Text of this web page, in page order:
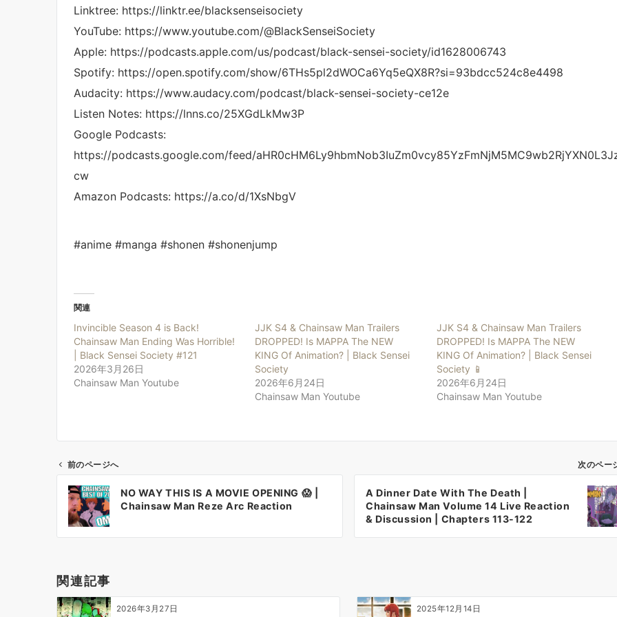
Linktree: https://linktr.ee/blacksenseisociety
YouTube: https://www.youtube.com/@BlackSenseiSociety
Apple: https://podcasts.apple.com/us/podcast/black-sensei-society/id1628006743
Spotify: https://open.spotify.com/show/6THs5pl2dWOCa6Yq5eQX8R?si=93bdcc524c8e4498
Audacity: https://www.audacy.com/podcast/black-sensei-society-ce12e
Listen Notes: https://lnns.co/25XGdLkMw3P
Google Podcasts:
https://podcasts.google.com/feed/
cw
Amazon Podcasts: https://a.co/d/1XsNbgV
#anime #manga #shonen #shonenjump
関連
Invincible Season 4 is Back!
Chainsaw Man Ending Was Horrible!
| Black Sensei Society #121
2026年3月26日
Chainsaw Man Youtube
JJK S4 & Chainsaw Man Trailers
DROPPED! Is MAPPA The NEW
KING Of Animation? | Black Sensei
Society
2026年6月24日
Chainsaw Man Youtube
JJK S4 & Chainsaw Man Trailers
DROPPED! Is MAPPA The NEW
KING Of Animation? | Black Sensei
Society 📱
2026年6月24日
Chainsaw Man Youtube
シ
ョ
前のページへ
NO WAY THIS IS A MOVIE OPENING 😱 |
Chainsaw Man Reze Arc Reaction
次のペー
A Dinner Date With The Death |
Chainsaw Man Volume 14 Live Reaction
& Discussion | Chapters 113-122
関連記事
2026年3月27日 2025年12月14日